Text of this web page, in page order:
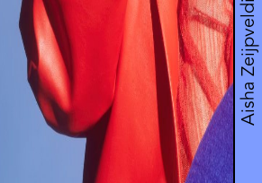
Aisha Zeijpveld